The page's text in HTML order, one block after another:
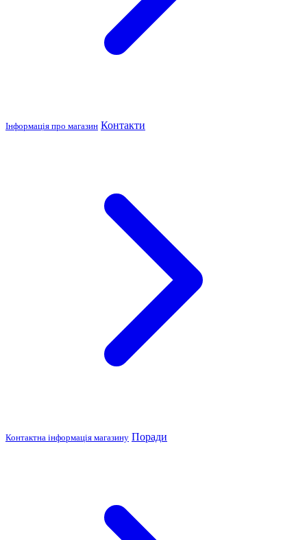
Інформація про магазин Контакти
Контактна інформація магазину Поради